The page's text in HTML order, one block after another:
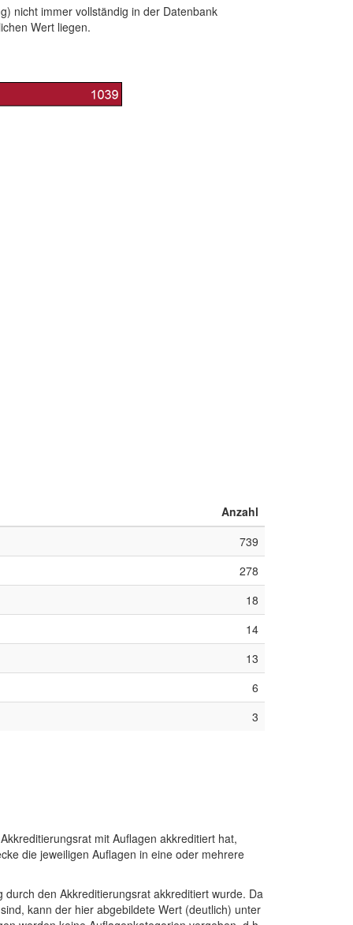
nicht immer vollständig in der Datenbank
Wert liegen.
Anzahl
739
278
18
14
13
6
3
mit Auflagen akkreditiert hat,
die jeweiligen Auflagen in eine oder mehrere
den Akkreditierungsrat akkreditiert wurde. Da
kann der hier abgebildete Wert (deutlich) unter